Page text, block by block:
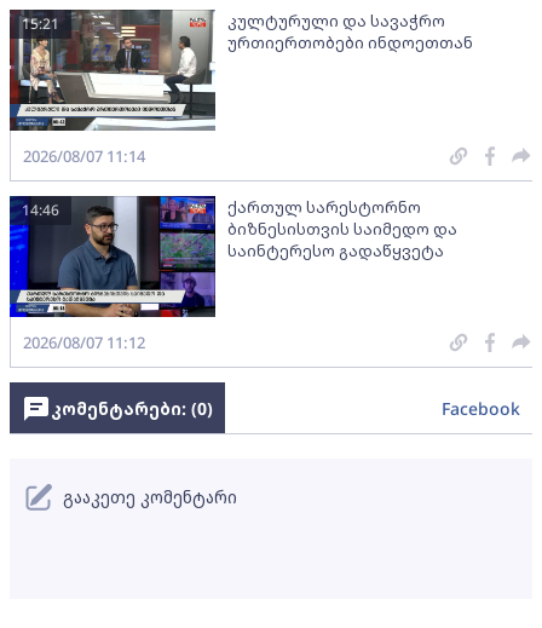
კულტურული და სავაჭრო
ურთიერთობები ინდოეთთან
15:21
2026/08/07 11:14
ქართულ სარესტორნო
ბიზნესისთვის საიმედო და
საინტერესო გადაწყვეტა
14:46
2026/08/07 11:12
კომენტარები: (0) Facebook
გააკეთე კომენტარი